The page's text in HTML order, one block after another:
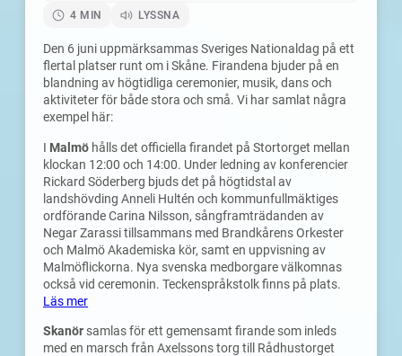
4 MIN LYSSNA
Den 6 juni uppmärksammas Sveriges Nationaldag på ett
flertal platser runt om i Skåne. Firandena bjuder på en
blandning av högtidliga ceremonier, musik, dans och
aktiviteter för både stora och små. Vi har samlat några
exempel här:
I Malmö hålls det officiella firandet på Stortorget mellan
klockan 12:00 och 14:00. Under ledning av konferencier
Rickard Söderberg bjuds det på högtidstal av
landshövding Anneli Hultén och kommunfullmäktiges
ordförande Carina Nilsson, sångframträdanden av
Negar Zarassi tillsammans med Brandkårens Orkester
och Malmö Akademiska kör, samt en uppvisning av
Malmöflickorna. Nya svenska medborgare välkomnas
också vid ceremonin. Teckenspråkstolk finns på plats.
Läs mer
Skanör samlas för ett gemensamt firande som inleds
med en marsch från Axelssons torg till Rådhustorget